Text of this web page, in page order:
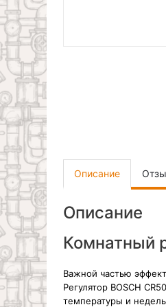
Описание
Описание
Комнатный
Важной частью
Регулятор BOSCH
температуры и